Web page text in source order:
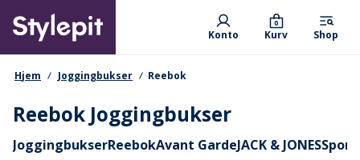
main
content
Primary departments
Konto Kurv
0
Shop
navigationssti
Hjem Joggingbukser Reebok
Reebok Joggingbukser
Hurtige links
JoggingbukserReebokAvant GardeJACK & JONES